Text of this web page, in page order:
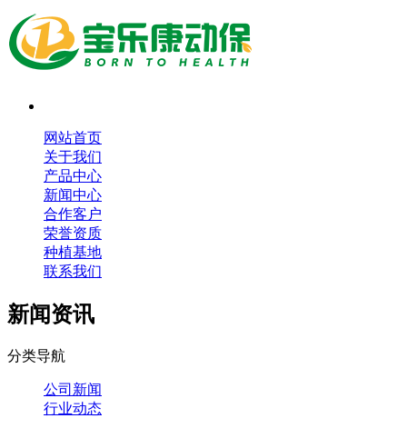
网站首页
关于我们
产品中心
新闻中心
合作客户
荣誉资质
种植基地
联系我们
新闻资讯
分类导航
公司新闻
行业动态